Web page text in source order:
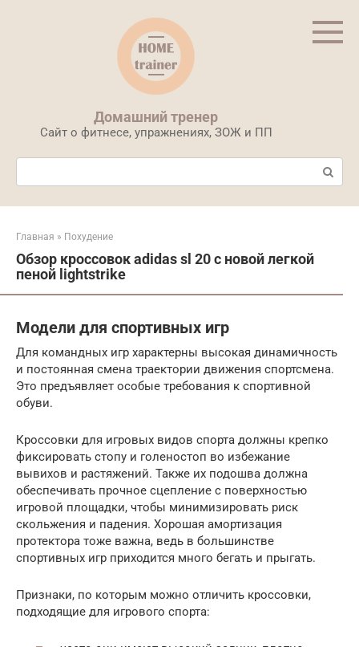
Домашний тренер
Сайт о фитнесе, упражнениях, ЗОЖ и ПП
Поиск:
Главная » Похудение
Обзор кроссовок adidas sl 20 с новой легкой
пеной lightstrike
Модели для спортивных игр
Для командных игр характерны высокая динамичность
и постоянная смена траектории движения спортсмена.
Это предъявляет особые требования к спортивной
обуви.
Кроссовки для игровых видов спорта должны крепко
фиксировать стопу и голеностоп во избежание
вывихов и растяжений. Также их подошва должна
обеспечивать прочное сцепление с поверхностью
игровой площадки, чтобы минимизировать риск
скольжения и падения. Хорошая амортизация
протектора тоже важна, ведь в большинстве
спортивных игр приходится много бегать и прыгать.
Признаки, по которым можно отличить кроссовки,
подходящие для игрового спорта: